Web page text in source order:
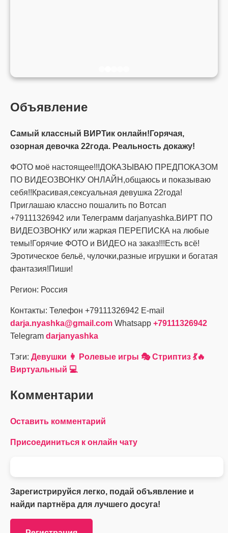
Объявление
Самый классный ВИРТик онлайн!Горячая,
озорная девочка 22года. Реальность докажу!
ФОТО моё настоящее!!!ДОКАЗЫВАЮ ПРЕДПОКАЗОМ
ПО ВИДЕОЗВОНКУ ОНЛАЙН,общаюсь и показываю
себя!!Красивая,сексуальная девушка 22года!
Приглашаю классно пошалить по Вотсап
+79111326942 или Телеграмм darjanyashka.ВИРТ ПО
ВИДЕОЗВОНКУ или жаркая ПЕРЕПИСКА на любые
темы!Горячие ФОТО и ВИДЕО на заказ!!!Есть всё!
Эротическое бельё, чулочки,разные игрушки и богатая
фантазия!Пиши!
Регион: Россия
Контакты: Телефон +79111326942 E-mail
darja.nyashka@gmail.com Whatsapp +79111326942
Telegram darjanyashka
Тэги: Девушки 👩 Ролевые игры 🎭 Стриптиз 💃🔥
Виртуальный 💻
Комментарии
Оставить комментарий
Присоединиться к онлайн чату
Зарегистрируйся легко, подай объявление и
найди партнёра для лучшего досуга!